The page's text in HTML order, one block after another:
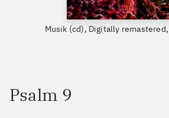
Musik (cd), Digitally
Psalm 9